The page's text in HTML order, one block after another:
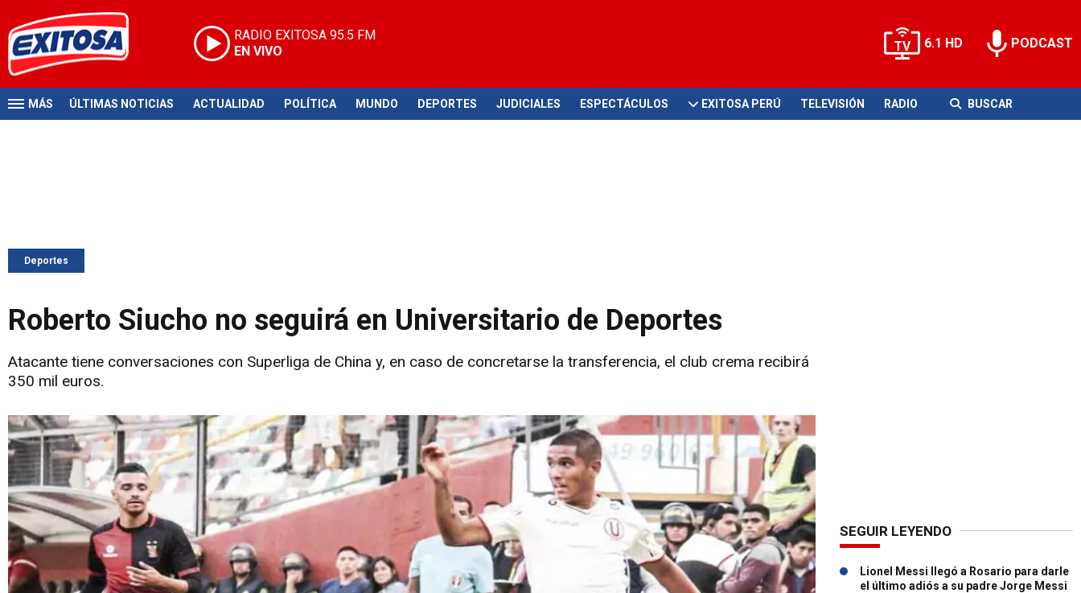
RADIO EXITOSA 95.5 FM
EN VIVO
6.1 HD PODCAST
MÁS ÚLTIMAS NOTICIAS ACTUALIDAD POLÍTICA MUNDO DEPORTES JUDICIALES ESPECTÁCULOS EXITOSA PERÚ TELEVISIÓN RADIO BUSCAR
Deportes
Roberto Siucho no seguirá en Universitario de Deportes
Atacante tiene conversaciones con Superliga de China y, en caso de concretarse la transferencia, el club crema recibirá
350 mil euros.
SEGUIR LEYENDO
Lionel Messi llegó a Rosario para darle
el último adiós a su padre Jorge Messi